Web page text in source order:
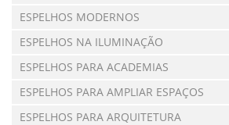
ESPELHOS MODERNOS
ESPELHOS NA ILUMINAÇÃO
ESPELHOS PARA ACADEMIAS
ESPELHOS PARA AMPLIAR ESPAÇOS
ESPELHOS PARA ARQUITETURA